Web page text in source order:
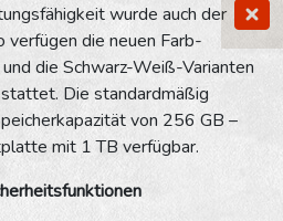
wurde auch der
die neuen Farb-
die Schwarz-Weiß-Varianten
Die standardmäßig
von 256 GB –
mit 1 TB verfügbar.